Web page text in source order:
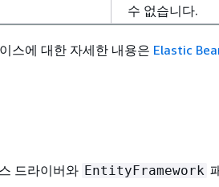
수 없습니다.
스에 대한 자세한 내용은 Elastic
드라이버와 EntityFramework